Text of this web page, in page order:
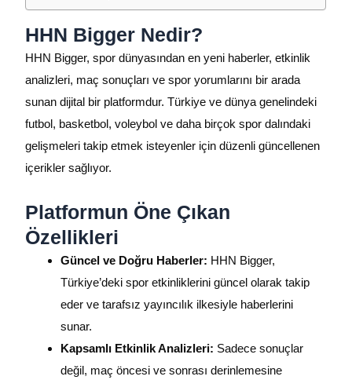
HHN Bigger Nedir?
HHN Bigger, spor dünyasından en yeni haberler, etkinlik
analizleri, maç sonuçları ve spor yorumlarını bir arada
sunan dijital bir platformdur. Türkiye ve dünya genelindeki
futbol, basketbol, voleybol ve daha birçok spor dalındaki
gelişmeleri takip etmek isteyenler için düzenli güncellenen
içerikler sağlıyor.
Platformun Öne Çıkan
Özellikleri
Güncel ve Doğru Haberler: HHN Bigger,
Türkiye’deki spor etkinliklerini güncel olarak takip
eder ve tarafsız yayıncılık ilkesiyle haberlerini
sunar.
Kapsamlı Etkinlik Analizleri: Sadece sonuçlar
değil, maç öncesi ve sonrası derinlemesine